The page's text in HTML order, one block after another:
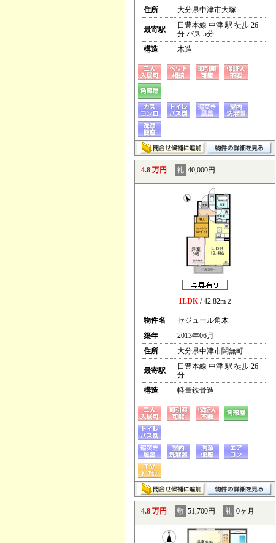
住所
大分県中津市大塚
最寄駅
日豊本線 中津 駅 徒歩 26
分 バス 5分
構造
木造
4.8 万円 礼 40,000円
1LDK/ 42.82m 2
物件名
セジュール角木
築年
2013年06月
住所
大分県中津市闇無町
最寄駅
日豊本線 中津 駅 徒歩 26
分
構造
軽量鉄骨造
4.8 万円 敷 51,700円 礼 0ヶ月